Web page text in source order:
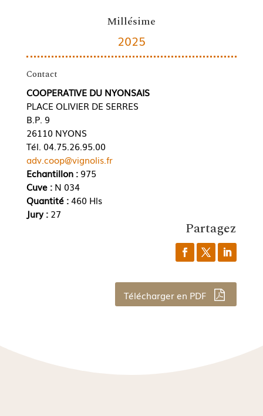
Millésime
2025
Contact
COOPERATIVE DU NYONSAIS
PLACE OLIVIER DE SERRES
B.P. 9
26110 NYONS
Tél. 04.75.26.95.00
adv.coop@vignolis.fr
Echantillon :975
Cuve : N 034
Quantité :460 Hls
Jury : 27
Partagez
Télécharger en PDF